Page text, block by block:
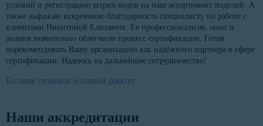
условий и регистрацию штрих-кодов на наш ассортимент изделий. А
также выражаю искреннюю благодарность специалисту по работе с
клиентами Никитиной Елизавете. Ее профессионализм, опыт и
знания значительно облегчили процесс сертификации. Готов
порекомендовать Вашу организацию как надёжного партнера в сфере
сертификации. Надеюсь на дальнейшее сотрудничество!
Больше отзывов о нашей работе
Наши аккредитации